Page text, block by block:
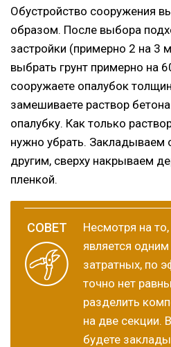
Обустройство сооружения
образом. После выбора
застройки (примерно 2 на 3
выбрать грунт примерно на
сооружаете опалубок
замешиваете раствор
опалубку. Как только
нужно убрать. Закладываем
другим, сверху накрываем
пленкой.
Несмотря на
является
затратных, по
точно нет
разделить
на две секции.
будете